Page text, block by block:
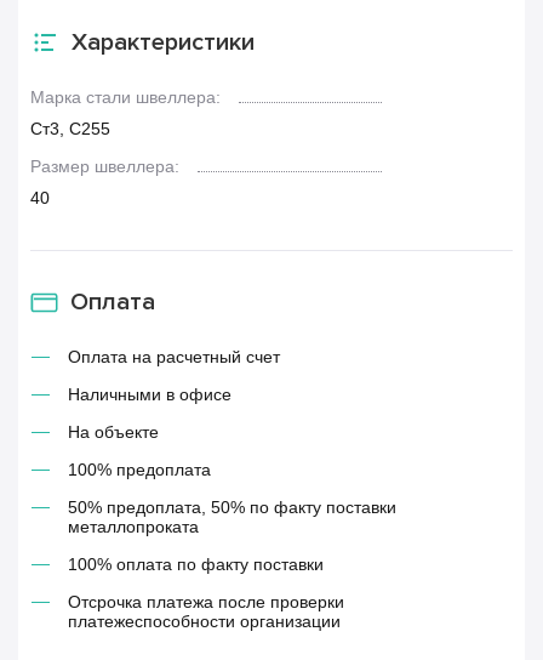
Характеристики
Марка стали швеллера:
Ст3, С255
Размер швеллера:
40
Оплата
Оплата на расчетный счет
Наличными в офисе
На объекте
100% предоплата
50% предоплата, 50% по факту поставки
металлопроката
100% оплата по факту поставки
Отсрочка платежа после проверки
платежеспособности организации